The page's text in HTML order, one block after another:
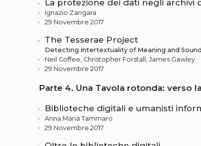
La protezione dei dati negli archivi
Ignazio Zangara
29 Novembre 2017
The Tesserae Project
Detecting Intertextuality of Meaning and Sound
Neil Coffee, Christopher Forstall, James Gawley
29 Novembre 2017
Parte 4. Una Tavola rotonda: verso
Biblioteche digitali e umanisti
Anna Maria Tammaro
29 Novembre 2017